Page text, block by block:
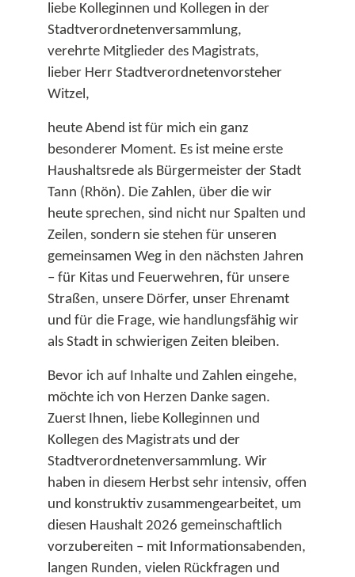
liebe Kolleginnen und Kollegen in der
Stadtverordnetenversammlung,
verehrte Mitglieder des Magistrats,
lieber Herr Stadtverordnetenvorsteher
Witzel,
heute Abend ist für mich ein ganz
besonderer Moment. Es ist meine erste
Haushaltsrede als Bürgermeister der Stadt
Tann (Rhön). Die Zahlen, über die wir
heute sprechen, sind nicht nur Spalten und
Zeilen, sondern sie stehen für unseren
gemeinsamen Weg in den nächsten Jahren
– für Kitas und Feuerwehren, für unsere
Straßen, unsere Dörfer, unser Ehrenamt
und für die Frage, wie handlungsfähig wir
als Stadt in schwierigen Zeiten bleiben.​
Bevor ich auf Inhalte und Zahlen eingehe,
möchte ich von Herzen Danke sagen.
Zuerst Ihnen, liebe Kolleginnen und
Kollegen des Magistrats und der
Stadtverordnetenversammlung. Wir
haben in diesem Herbst sehr intensiv, offen
und konstruktiv zusammengearbeitet, um
diesen Haushalt 2026 gemeinschaftlich
vorzubereiten – mit Informationsabenden,
langen Runden, vielen Rückfragen und